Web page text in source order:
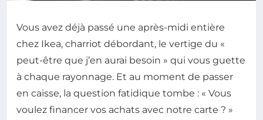
Vous avez déjà passé une après-midi entière
chez Ikea, charriot débordant, le vertige du «
peut-être que j’en aurai besoin » qui vous guette
à chaque rayonnage. Et au moment de passer
en caisse, la question fatidique tombe : « Vous
voulez financer vos achats avec notre carte ? »